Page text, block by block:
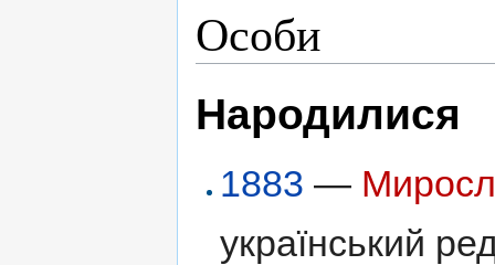
Особи
Народилися
1883 —
український